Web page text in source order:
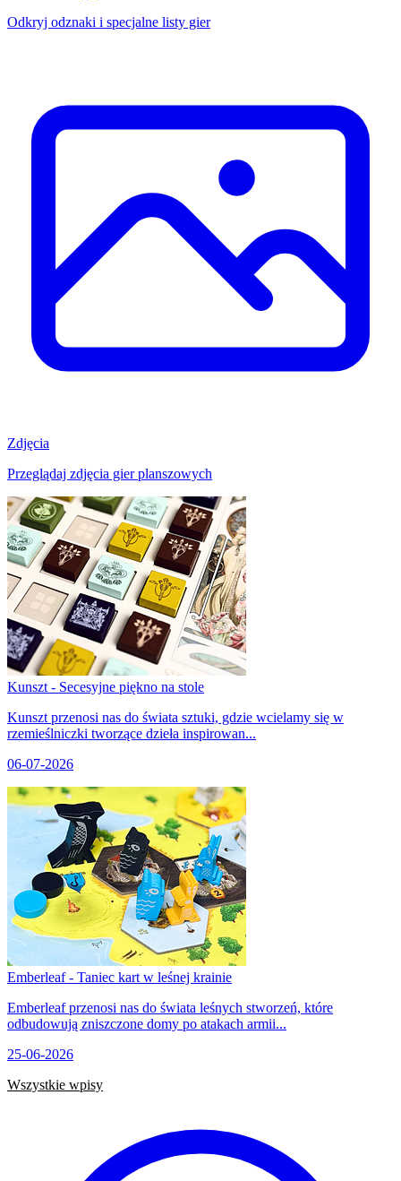
Odkryj odznaki i specjalne listy gier
Zdjęcia
Przeglądaj zdjęcia gier planszowych
Kunszt - Secesyjne piękno na stole
Kunszt przenosi nas do świata sztuki, gdzie wcielamy się w
rzemieślniczki tworzące dzieła inspirowan...
06-07-2026
Emberleaf - Taniec kart w leśnej krainie
Emberleaf przenosi nas do świata leśnych stworzeń, które
odbudowują zniszczone domy po atakach armii...
25-06-2026
Wszystkie wpisy